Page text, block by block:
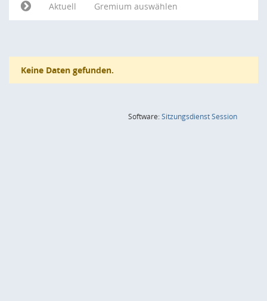
Aktuell
Gremium auswählen
Keine Daten gefunden.
Software:SitzungsdienstSession(Wird in